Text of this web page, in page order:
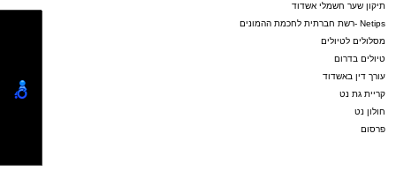
תיקון שער חשמלי אשדוד
Netips -רשת חברתית לחכמת ההמונים
מסלולים לטיולים
טיולים בדרום
עורך דין באשדוד
קריית גת נט
חולון נט
פרסום